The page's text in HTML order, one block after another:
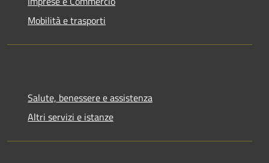
Mobilità e trasporti
Salute, benessere e assistenza
Altri servizi e istanze